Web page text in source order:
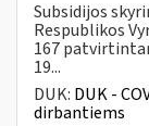
Subsidijos
Respublikos
167
19...
DUK: DUK -
dirbantiems